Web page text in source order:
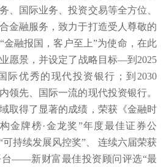
、国际业务、投资交易等全方位、
金融服务，致力于打造受人尊敬的
金融报国，客户至上”为使命，在此
愿景，并设定了战略目标—到2025
际优秀的现代投资银行；到2030
领先、国际一流的现代投资银行。
取得了显著的成绩，荣获《金融时
金牌榜·金龙奖”年度最佳证券公
持续发展风控奖”、
连续六届荣获
台——新财富最佳投资顾问评选“最